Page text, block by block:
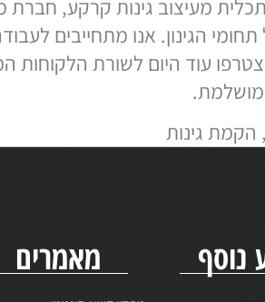
הגינון בתל אביב!
מעיצוב גינות קרקע, חברת מתן
אנו מתחייבים לעבודה
עוד היום לשורת הלקוחות